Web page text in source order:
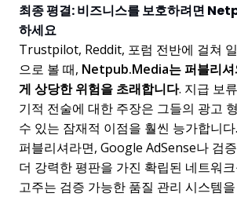
최종 평결: 비즈니스를 보호하려면
하세요
Trustpilot, Reddit, 포럼 전반에 걸쳐
으로 볼 때, Netpub.Media는 퍼블리셔
게 상당한 위험을 초래합니다. 지급 보
기적 전술에 대한 주장은 그들의 광고
수 있는 잠재적 이점을 훨씬 능가합니다.
퍼블리셔라면, Google AdSense나 검
더 강력한 평판을 가진 확립된 네트워
고주는 검증 가능한 품질 관리 시스템